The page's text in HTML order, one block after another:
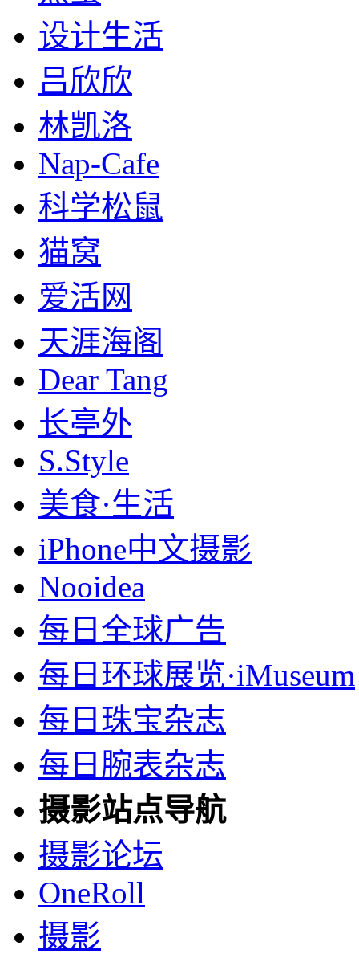
设计生活
吕欣欣
林凯洛
Nap-Cafe
科学松鼠
猫窝
爱活网
天涯海阁
Dear Tang
长亭外
S.Style
美食·生活
iPhone中文摄影
Nooidea
每日全球广告
每日环球展览·iMuseum
每日珠宝杂志
每日腕表杂志
摄影站点导航
摄影论坛
OneRoll
摄影